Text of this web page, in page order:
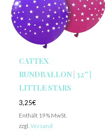
CATTEX
RUNDBALLON | 32″ |
LITTLE STARS
3,25€
Enthält 19% MwSt.
zzgl. Versand